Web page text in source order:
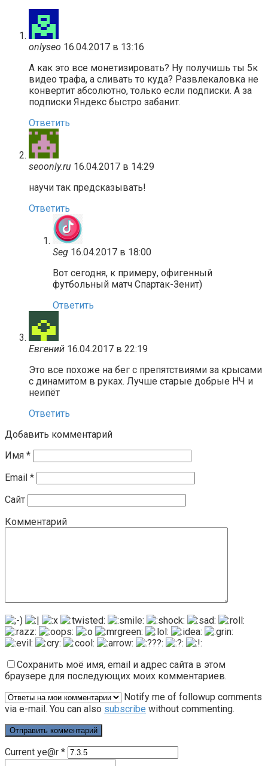
onlyseo 16.04.2017 в 13:16
А как это все монетизировать? Ну получишь ты 5к
видео трафа, а сливать то куда? Развлекаловка не
конвертит абсолютно, только если подписки. А за
подписки Яндекс быстро забанит.
Ответить
seoonly.ru 16.04.2017 в 14:29
научи так предсказывать!
Ответить
Seg 16.04.2017 в 18:00
Вот сегодня, к примеру, офигенный
футбольный матч Спартак-Зенит)
Ответить
Евгений 16.04.2017 в 22:19
Это все похоже на бег с препятствиями за крысами
с динамитом в руках. Лучше старые добрые НЧ и
неипёт
Ответить
Добавить комментарий
Имя *
Email *
Сайт
Комментарий
Сохранить моё имя, email и адрес сайта в этом
браузере для последующих моих комментариев.
Notify me of followup comments
via e-mail. You can also subscribe without commenting.
Current ye@r *